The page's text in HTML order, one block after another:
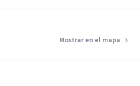
Mostrar en el mapa